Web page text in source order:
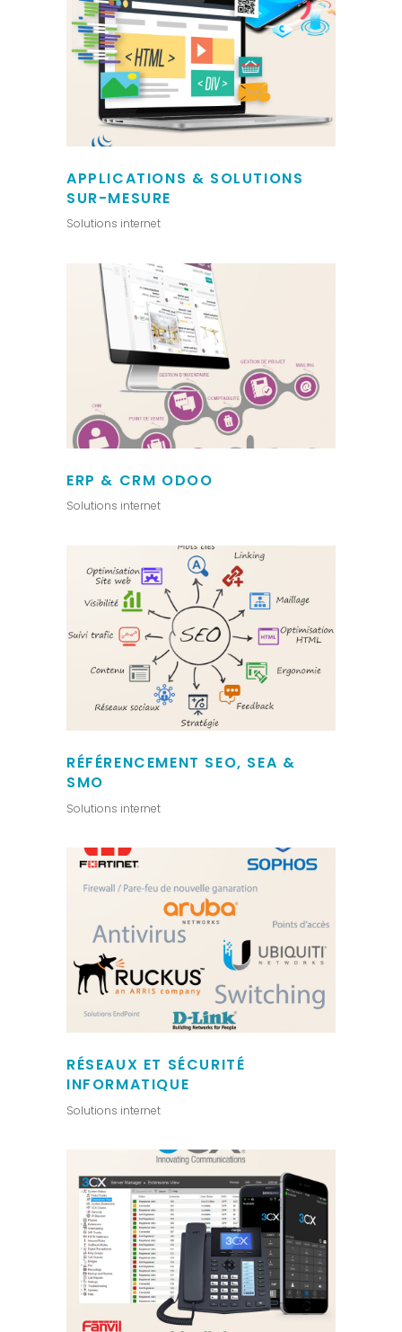
APPLICATIONS & SOLUTIONS
SUR-MESURE
Solutions internet
ERP & CRM ODOO
Solutions internet
RÉFÉRENCEMENT SEO, SEA &
SMO
Solutions internet
RÉSEAUX ET SÉCURITÉ
INFORMATIQUE
Solutions internet